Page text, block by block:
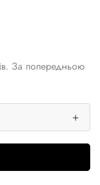
За попередньою